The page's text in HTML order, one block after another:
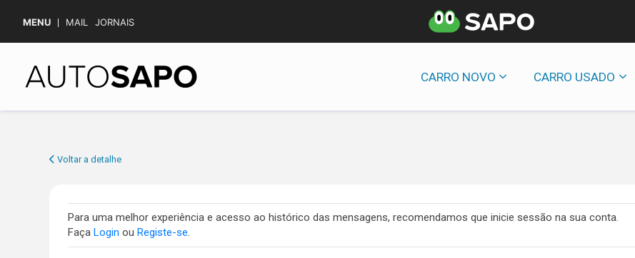
MENU MAIL JORNAIS
CARRO NOVO CARRO USADO
Voltar a detalhe
Para uma melhor experiência e acesso ao histórico das mensagens, recomendamos que inicie sessão na sua conta.
Faça Login ou Registe-se.